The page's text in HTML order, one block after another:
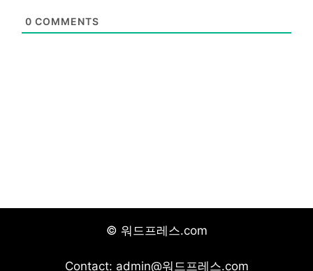
0 COMMENTS
© 워드프레스.com
Contact: admin@워드프레스.com